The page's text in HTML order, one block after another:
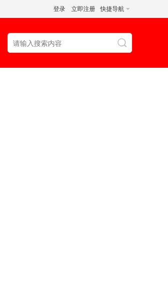
快捷导航
登录 立即注册